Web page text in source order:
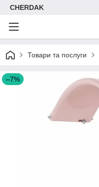
CHERDAK
Товари та послуги
–7%